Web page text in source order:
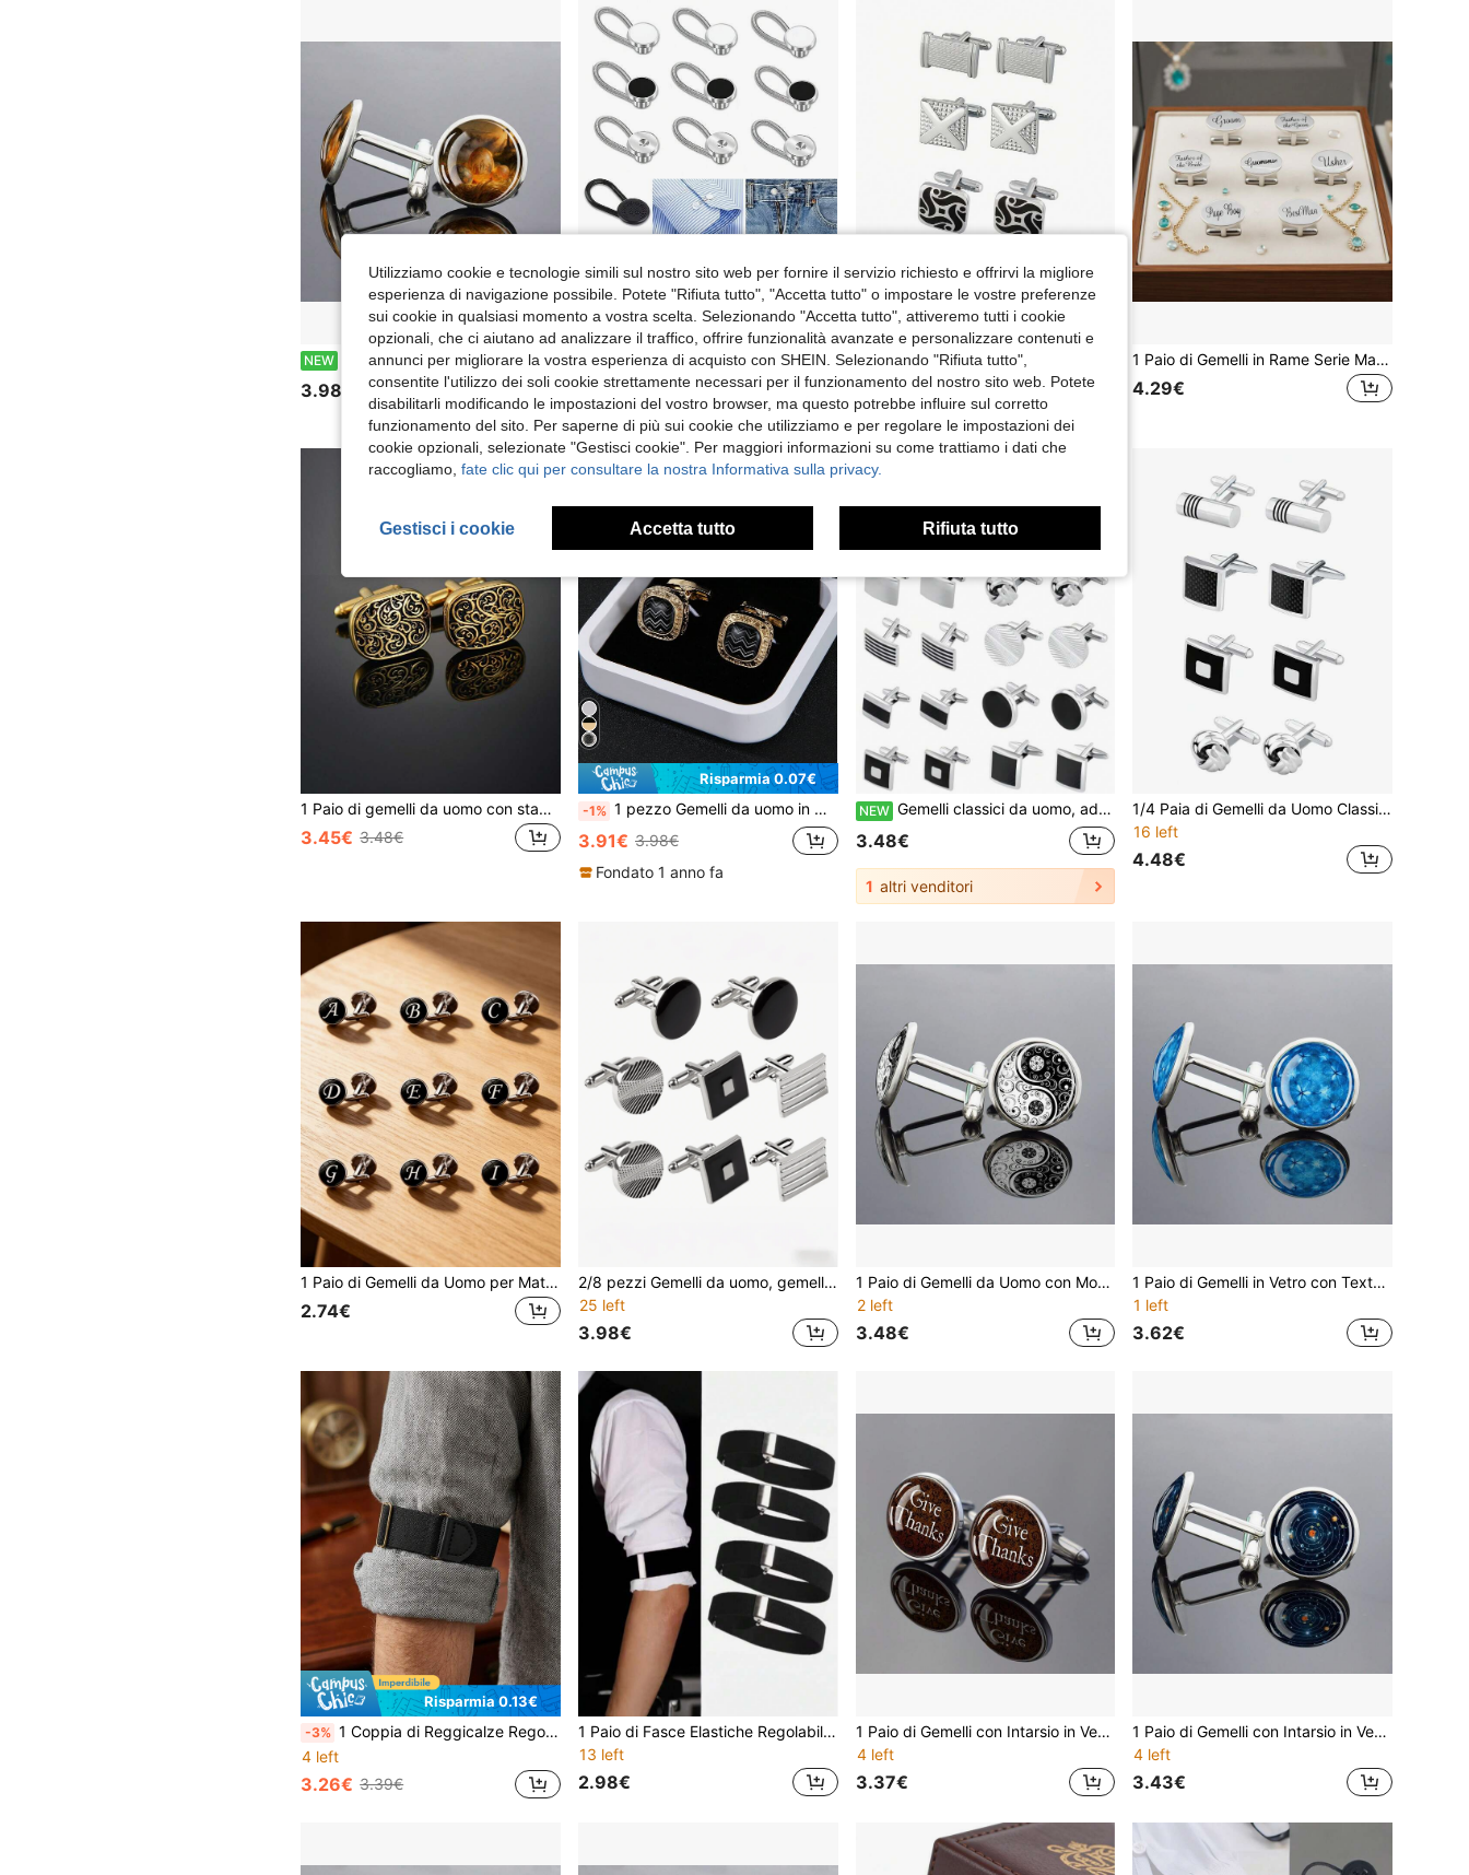
NEW 1 Paio di Gemelli con Intarsio in Vetro, Design Artistico a Scena di Uovo, Accessorio di Moda Elegante da Uomo, Regalo, Forma Rotonda Classica, Stile Sofisticato
3.98€
12 pezzi Estensore per colletto di camicia da uomo, estensore elastico per bottoni adatto per camicie eleganti, cravatte e camicie eleganti da uomo, estensore per collo di mezza taglia, bottoni da uomo originali, estensore per polsini
1 left
3.48€
3.80€
1 Paio di Gemelli in Rame Serie Matrimonio Sposo Sposa Suocero Suocera Cugini Nome Gemelli per Camicia Francese
4.29€
1 Paio di gemelli da uomo con stampa geometrica alla moda, accessorio elegante e di stile, regalo ideale per occasioni come scuola, lavoro, matrimonio, per lo sposo e i testimoni
3.45€ 3.48€
Risparmia 0.07€
-1% 1 pezzo Gemelli da uomo in metallo argento vintage con motivo a righe ondulate, accessori regolabili per polsini di camicie, adatti per uso casual, Ognissanti, scuola, elegante, matrimonio, regalo per sposo e testimoni
3.91€ 3.98€
Fondato 1 anno fa
NEW Gemelli classici da uomo, adatti per camicie, abiti e altre occasioni, regalo elegante per matrimoni, sposi, occasioni di lavoro, festa del papà e anche ideali per la scuola
3.48€
1 altri venditori
1/4 Paia di Gemelli da Uomo Classici Tono Argento Nero Rigati Disco Quadrato Rettangolo Gemelli per Camicia e Abito da Uomo
16 left
4.48€
1 Paio di Gemelli da Uomo per Matrimonio/Ognissanti con Alfabeto Inglese 26 e Pietre Preziose, Accessori Creativi alla Moda per Camicia Francese, Gemelli da Sposo per la Stagione dei Matrimoni
2.74€
2/8 pezzi Gemelli da uomo, gemelli da uomo alla moda, gemelli in argento per padre, marito, fidanzato, regalo per ufficio e matrimonio
25 left
3.98€
1 Paio di Gemelli da Uomo con Motivo Bagua Yin Yang Tai Chi, Gemelli in Metallo Rotondi per Camicia Elegante da Uomo, Accessori per Abito da Business e Matrimonio, Regalo
2 left
3.48€
1 Paio di Gemelli in Vetro con Texture a Stella Caleidoscopica Blu, Gemelli per Abito con Motivo Caleidoscopico Cosmico, Gioielli per Matrimonio e Affari, Regalo per Uomo
1 left
3.62€
Risparmia 0.13€
-3% 1 Coppia di Reggicalze Regolabili Unisex in Nylon Elastico, Fasce per Braccio Antiscivolo per Affari, Fermamaniche per Polsini Francesi, Cinturini per Maniche da Barista
4 left
3.26€ 3.39€
1 Paio di Fasce Elastiche Regolabili per Braccia, Supporto per Maniche di Camicia, Accessori per Abbigliamento da Festa e Matrimonio, Antiscivolo, per Donne e Uomini
13 left
2.98€
1 Paio di Gemelli con Intarsio in Vetro Design Ispiratore Ringraziamento Regalo Formale da Uomo Eleganti Gemelli Decorativi Rotondi per Camicia Elegante
4 left
3.37€
1 Paio di Gemelli con Intarsio in Vetro Design Sistema Solare Accessorio Elegante da Uomo Gioiello da Abbigliamento Formale Dichiarazione di Moda Regalo Unico
4 left
3.43€
Utilizziamo cookie e tecnologie simili sul nostro sito web per fornire il servizio richiesto e offrirvi la migliore
esperienza di navigazione possibile. Potete "Rifiuta tutto", "Accetta tutto" o impostare le vostre preferenze
sui cookie in qualsiasi momento a vostra scelta. Selezionando "Accetta tutto", attiveremo tutti i cookie
opzionali, che ci aiutano ad analizzare il traffico, offrire funzionalità avanzate e personalizzare contenuti e
annunci per migliorare la vostra esperienza di acquisto con SHEIN. Selezionando "Rifiuta tutto",
consentite l'utilizzo dei soli cookie strettamente necessari per il funzionamento del nostro sito web. Potete
disabilitarli modificando le impostazioni del vostro browser, ma questo potrebbe influire sul corretto
funzionamento del sito. Per saperne di più sui cookie che utilizziamo e per regolare le impostazioni dei
cookie opzionali, selezionate "Gestisci cookie". Per maggiori informazioni su come trattiamo i dati che
raccogliamo, fate clic qui per consultare la nostra Informativa sulla privacy.
Gestisci i cookie Accetta tutto Rifiuta tutto